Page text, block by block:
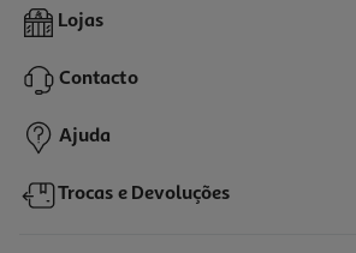
Auriculares Tws In Ear Qilive 600158501 Anc
21,99 €
Lojas
Contacto
Ajuda
Trocas e Devoluções